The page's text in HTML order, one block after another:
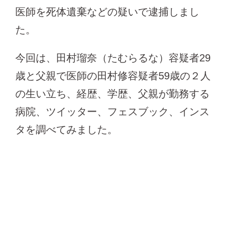
医師を死体遺棄などの疑いで逮捕しまし
た。
今回は、田村瑠奈（たむらるな）容疑者29
歳と父親で医師の田村修容疑者59歳の２人
の生い立ち、経歴、学歴、父親が勤務する
病院、ツイッター、フェスブック、インス
タを調べてみました。